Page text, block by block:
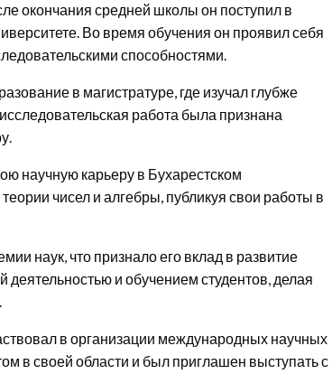
окончания средней школы он поступил в
Во время обучения он проявил себя
способностями.
в магистратуре, где изучал глубже
работа была признана
научную карьеру в Бухарестском
чисел и алгебры, публикуя свои работы в
наук, что признало его вклад в развитие
и обучением студентов, делая
в организации международных научных
в своей области и был приглашен выступать с